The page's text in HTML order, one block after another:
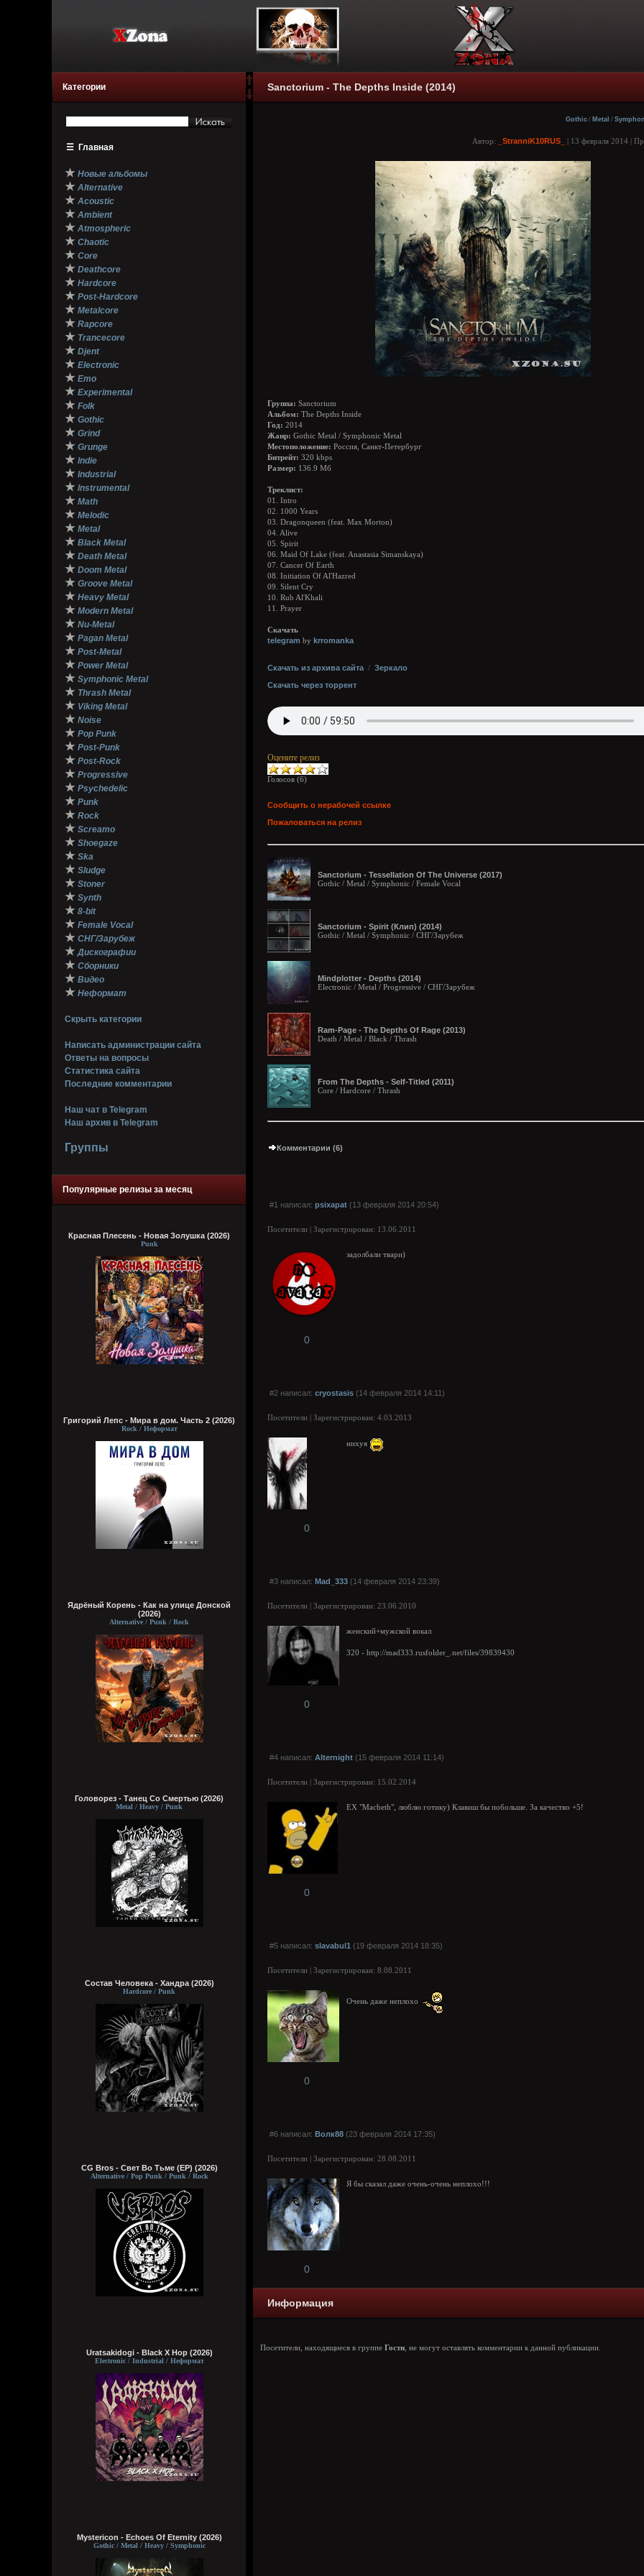
Категории
☰ Главная
★ Новые альбомы
★ Alternative
★ Acoustic
★ Ambient
★ Atmospheric
★ Chaotic
★ Core
★ Deathcore
★ Hardcore
★ Post-Hardcore
★ Metalcore
★ Rapcore
★ Trancecore
★ Djent
★ Electronic
★ Emo
★ Experimental
★ Folk
★ Gothic
★ Grind
★ Grunge
★ Indie
★ Industrial
★ Instrumental
★ Math
★ Melodic
★ Metal
★ Black Metal
★ Death Metal
★ Doom Metal
★ Groove Metal
★ Heavy Metal
★ Modern Metal
★ Nu-Metal
★ Pagan Metal
★ Post-Metal
★ Power Metal
★ Symphonic Metal
★ Thrash Metal
★ Viking Metal
★ Noise
★ Pop Punk
★ Post-Punk
★ Post-Rock
★ Progressive
★ Psychedelic
★ Punk
★ Rock
★ Screamo
★ Shoegaze
★ Ska
★ Sludge
★ Stoner
★ Synth
★ 8-bit
★ Female Vocal
★ СНГ/Зарубеж
★ Дискографии
★ Сборники
★ Видео
★ Неформат
Скрыть категории
Написать администрации сайта
Ответы на вопросы
Статистика сайта
Последние комментарии
Наш чат в Telegram
Наш архив в Telegram
Группы
Популярные релизы за месяц
Красная Плесень - Новая Золушка (2026)
Punk
Григорий Лепс - Мира в дом. Часть 2 (2026)
Rock / Неформат
Ядрёный Корень - Как на улице Донской
(2026)
Alternative / Punk / Rock
Головорез - Tанец Со Смертью (2026)
Metal / Heavy / Punk
Состав Человека - Хандра (2026)
Hardcore / Punk
CG Bros - Свет Во Тьме (EP) (2026)
Alternative / Pop Punk / Punk / Rock
Uratsakidogi - Black X Hop (2026)
Electronic / Industrial / Неформат
Mystericon - Echoes Of Eternity (2026)
Gothic / Metal / Heavy / Symphonic
Sanctorium - The Depths Inside (2014)
Gothic / Metal /
Автор: _StranniK10RUS_ | 13 февраля 2014 |
Группа: Sanctorium
Альбом: The Depths Inside
Год: 2014
Жанр: Gothic Metal / Symphonic Metal
Местоположение: Россия, Санкт-Петербург
Битрейт: 320 kbps
Размер: 136.9 Мб
Треклист:
01. Intro
02. 1000 Years
03. Dragonqueen (feat. Max Morton)
04. Alive
05. Spirit
06. Maid Of Lake (feat. Anastasia Simanskaya)
07. Cancer Of Earth
08. Initiation Of Al'Hazred
09. Silent Cry
10. Rub Al'Khali
11. Prayer
Скачать
telegram by krromanka
Скачать из архива сайта / Зеркало
Скачать через торрент
Оцените релиз
Голосов (6)
Сообщить о нерабочей ссылке
Пожаловаться на релиз
Sanctorium - Tessellation Of The Universe (2017)
Gothic / Metal / Symphonic / Female Vocal
Sanctorium - Spirit (Клип) (2014)
Gothic / Metal / Symphonic / СНГ/Зарубеж
Mindplotter - Depths (2014)
Electronic / Metal / Progressive / СНГ/Зарубеж
Ram-Page - The Depths Of Rage (2013)
Death / Metal / Black / Thrash
From The Depths - Self-Titled (2011)
Core / Hardcore / Thrash
Комментарии (6)
#1 написал: psixapat (13 февраля 2014 20:54)
Посетители | Зарегистрирован: 13.06.2011
задолбали твари)
0
#2 написал: cryostasis (14 февраля 2014 14:11)
Посетители | Зарегистрирован: 4.03.2013
нихуя
0
#3 написал: Mad_333 (14 февраля 2014 23:39)
Посетители | Зарегистрирован: 23.06.2010
женский+мужской вокал
320 - http://mad333.rusfolder_.net/files/39839430
0
#4 написал: Alternight (15 февраля 2014 11:14)
Посетители | Зарегистрирован: 15.02.2014
EX "Macbeth", люблю готику) Клавиш бы побольше. За качество +5!
0
#5 написал: slavabul1 (19 февраля 2014 18:35)
Посетители | Зарегистрирован: 8.08.2011
Очень даже неплохо
0
#6 написал: Волк88 (23 февраля 2014 17:35)
Посетители | Зарегистрирован: 28.08.2011
Я бы сказал даже очень-очень неплохо!!!
0
Информация
Посетители, находящиеся в группе Гости , не могут оставлять комментарии к данной публикации.